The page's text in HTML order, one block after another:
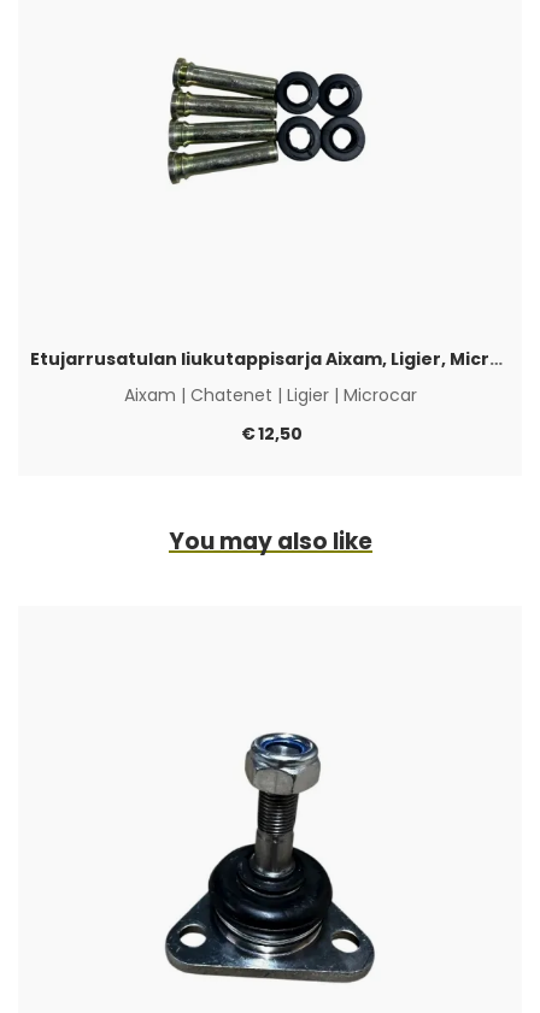
Etujarrusatulan liukutappisarja Aixam, Ligier, Microcar & Chatenet
Aixam | Chatenet | Ligier| Microcar
€12,50
You may also like